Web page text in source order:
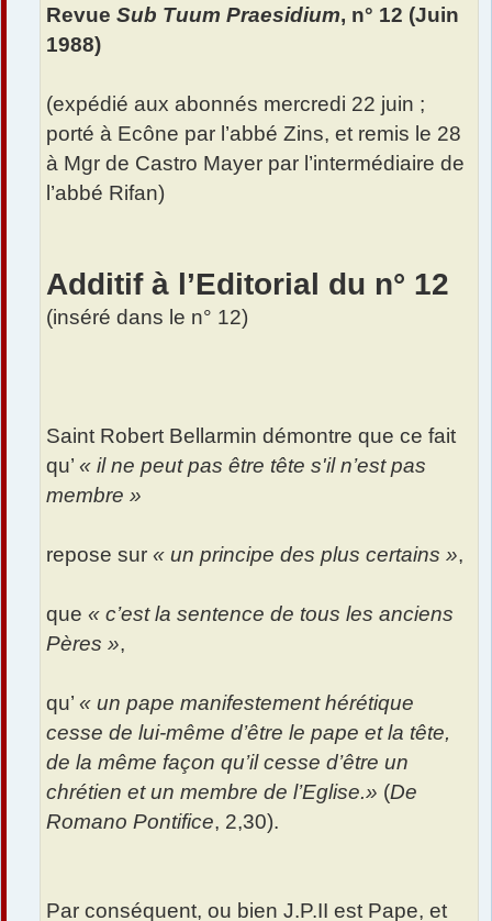
Revue Sub Tuum Praesidium, n° 12 (Juin
1988)
(expédié aux abonnés mercredi 22 juin ;
porté à Ecône par l’abbé Zins, et remis le 28
à Mgr de Castro Mayer par l’intermédiaire de
l’abbé Rifan)
Additif à l’Editorial du n° 12
(inséré dans le n° 12)
Saint Robert Bellarmin démontre que ce fait
qu’ « il ne peut pas être tête s'il n’est pas
membre »
repose sur « un principe des plus certains »,
que « c’est la sentence de tous les anciens
Pères »,
qu’ « un pape manifestement hérétique
cesse de lui-même d’être le pape et la tête,
de la même façon qu’il cesse d’être un
chrétien et un membre de l’Eglise.» (De
Romano Pontifice, 2,30).
Par conséquent, ou bien J.P.II est Pape, et